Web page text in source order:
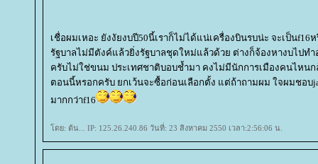
เชื่อผมเหอะ ยังงัยงบปี50นี้เราก็ไม่ได้แน่เครื่องบินรบน่ะ จะเป็นf16
รัฐบาลไม่มีตังค์แล้วยิ่งรัฐบาลชุดใหม่แล้วด้วย ต่างก็จ้องหางบไปท
ครับไม่ใช่ขนม ประเทศชาติบอบช้ำมา คงไม่มีนักการเมืองคนไหนก
ตอนนี้หรอกครับ ยกเว้นจะซื้อก่อนเลือกตั้ง แต่ถ้าถามผม ใจผมชอบ
มากกว่าf16
ดย: ต้น... IP: 125.26.240.86 วันที่: 23 สิงหาคม 2550 เวลา:2:56:06 น.